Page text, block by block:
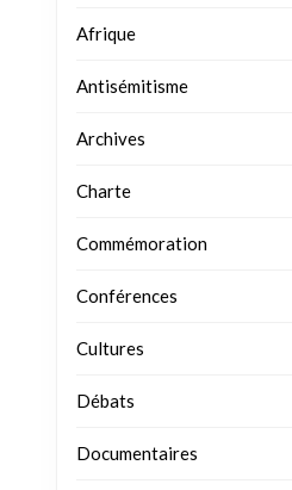
Afrique
Antisémitisme
Archives
Charte
Commémoration
Conférences
Cultures
Débats
Documentaires